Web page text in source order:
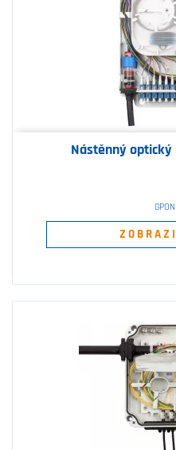
Nástěnný optický